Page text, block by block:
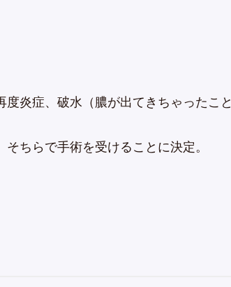
炎症、破水（膿が出てきちゃったこと
ちらで手術を受けることに決定。